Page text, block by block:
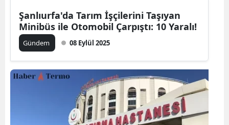
Şanlıurfa'da Tarım İşçilerini Taşıyan
Minibüs ile Otomobil Çarpıştı: 10 Yaralı!
Gündem 08 Eylül 2025